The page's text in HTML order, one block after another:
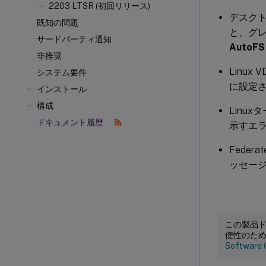
2203 LTSR (初回リリース)
既知の問題
サードパーティ通知
非推奨
システム要件
インストール
構成
ドキュメント履歴
デスク
と、グ
AutoFS
Linux
に設定
Linuxタ
示すエ
ッセー
この製品
便性のた
Software